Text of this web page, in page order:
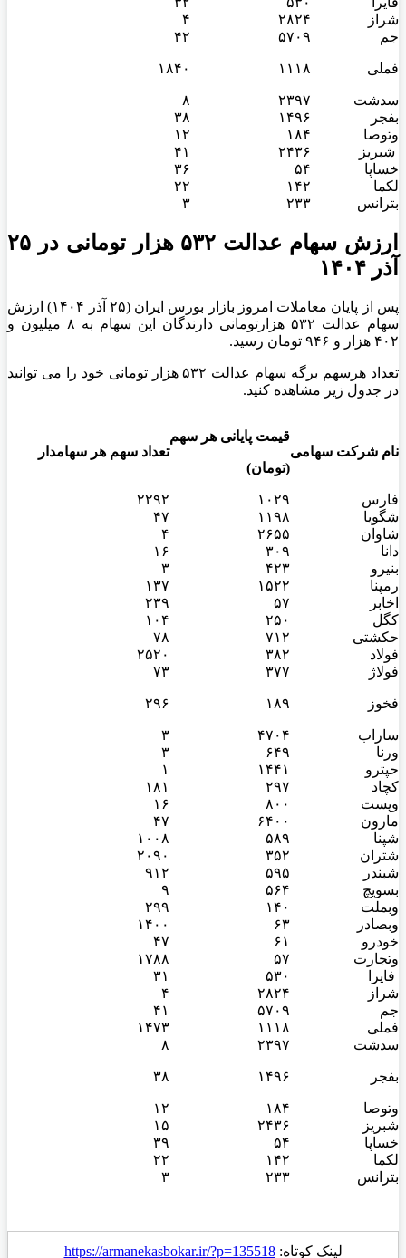
شراز
۲۸۲۴
۴
جم
۵۷۰۹ ۴۲
فملی ۱۱۱۸ ۱۸۴۰
سدشت ۲۳۹۷
۸
بفجر
۱۴۹۶
۳۸
وتوصا
۱۸۴
۱۲
شبریز
۲۴۳۶
۴۱
خساپا
۵۴
۳۶
لکما
۱۴۲
۲۲
بترانس
۲۳۳ ۳
ارزش سهام عدالت ۵۳۲ هزار تومانی در ۲۵
آذر ۱۴۰۴
پس از پایان معاملات امروز بازار بورس ایران (۲۵ آذر ۱۴۰۴) ارزش
سهام عدالت ۵۳۲ هزارتومانی دارندگان این سهام به ۸ میلیون و
۴۰۲ هزار و ۹۴۶ تومان رسید.
تعداد هرسهم برگه سهام عدالت ۵۳۲ هزار تومانی خود را می توانید
در جدول زیر مشاهده کنید.
نام شرکت سهامی
قیمت پایانی هر سهم
(تومان)
تعداد سهم هر سهامدار
فارس ۱۰۲۹
۲۲۹۲
شگویا
۱۱۹۸
۴۷
شاوان
۲۶۵۵
۴
دانا
۳۰۹
۱۶
بنیرو
۴۲۳
۳
رمپنا
۱۵۲۲
۱۳۷
اخابر
۵۷
۲۳۹
کگل
۲۵۰
۱۰۴
حکشتی‌
۷۱۲
۷۸
فولاد
۳۸۲
۲۵۲۰
فولاژ
۳۷۷ ۷۳
فخوز ۱۸۹ ۲۹۶
ساراب ۴۷۰۴
۳
ورنا
۶۴۹
۳
حپترو
۱۴۴۱
۱
کچاد
۲۹۷
۱۸۱
وپست
۸۰۰
۱۶
مارون
۶۴۰۰
۴۷
شپنا
۵۸۹
۱۰۰۸
شتران
۳۵۲
۲۰۹۰
شبندر
۵۹۵
۹۱۲
بسویچ
۵۶۴
۹
وبملت
۱۴۰
۲۹۹
وبصادر
۶۳
۱۴۰۰
خودرو
۶۱
۴۷
وتجارت
۵۷
۱۷۸۸
فایرا
۵۳۰
۳۱
شراز
۲۸۲۴
۴
جم
۵۷۰۹
۴۱
فملی
۱۱۱۸
۱۴۷۳
سدشت
۲۳۹۷ ۸
بفجر ۱۴۹۶ ۳۸
وتوصا ۱۸۴
۱۲
شبریز
۲۴۳۶
۱۵
خساپا
۵۴
۳۹
لکما
۱۴۲
۲۲
بترانس
۲۳۳ ۳
لینک کوتاه:https://armanekasbokar.ir/?p=135518